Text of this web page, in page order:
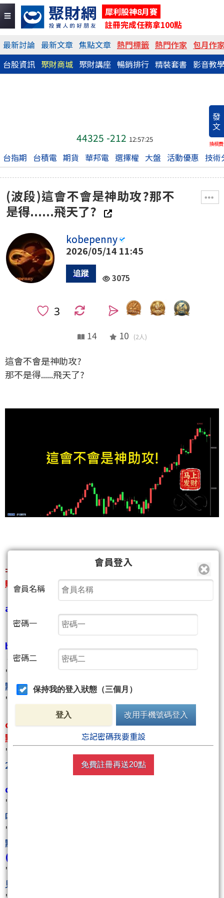
犀利股神8月賽
註冊完成任務拿100點
最新討論 最新文章 焦點文章 熱門標籤 熱門作家 包月作
台股資訊 聚財商城 聚財講座 暢銷排行 精裝套書 影音教
發
文
換稿費
44325 -212 12:57:25
台指期 台積電 期貨 華邦電 選擇權 大盤 活動優惠 技術
(波段)這會不會是神助攻?那不
是得......飛天了?
kobepenny
2026/05/14 11:45
3075
14 10 (2人)
這會不會是神助攻?
那不是得......飛天了?
=====================================
賺不完啊!真的賺不完!收銀機天天響!
a.繼2025被kobepenny尻爆賺翻之後.
""2025交易總結~~~全面征服,記錄一破再破
b.進入2026賺的比2025還猛!(一路馬年,馬上發財!)
一月份先拿雙兩千點,然後提早休假過年.
""
元月紅包行情賺翻了~33000達陣~超2500+超2200
點以上大單到手紀念""
""
c.結果二月份,馬年一開始,才兩天,波段就賺快2000
點......才兩天......
""
賺不完,真的賺不完,馬年才開始,僅僅兩天,波段狂尻
2000點!來共襄盛舉!""
d.三月馬上來個7%下跌應應景!又是大賺耶!
""
吧!
""
點?
(3/24~4/19休假,家中小寶寶出生!)
""
見!
會員登入
會員名稱
密碼一
密碼二
保持我的登入狀態（三個月）
登入 改用手機號碼登入
忘記密碼我要重設
免費註冊再送20點